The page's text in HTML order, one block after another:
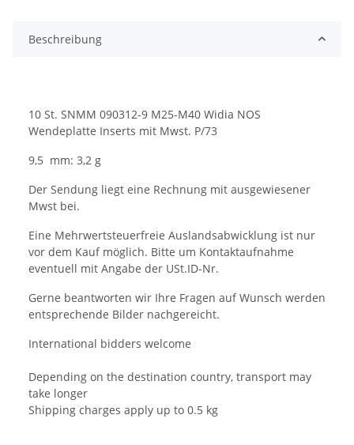
Beschreibung
10 St. SNMM 090312-9 M25-M40 Widia NOS
Wendeplatte Inserts mit Mwst. P/73
9,5 mm: 3,2 g
Der Sendung liegt eine Rechnung mit ausgewiesener
Mwst bei.
Eine Mehrwertsteuerfreie Auslandsabwicklung ist nur
vor dem Kauf möglich. Bitte um Kontaktaufnahme
eventuell mit Angabe der USt.ID-Nr.
Gerne beantworten wir Ihre Fragen auf Wunsch werden
entsprechende Bilder nachgereicht.
International bidders welcome
Depending on the destination country, transport may
take longer
Shipping charges apply up to 0.5 kg